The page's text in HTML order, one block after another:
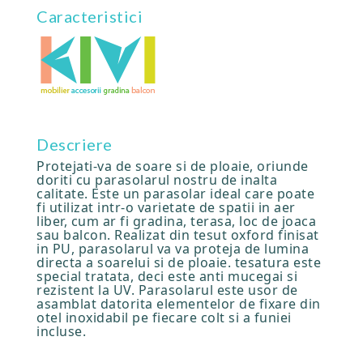
Caracteristici
Descriere
Protejati-va de soare si de ploaie, oriunde
doriti cu parasolarul nostru de inalta
calitate. Este un parasolar ideal care poate
fi utilizat intr-o varietate de spatii in aer
liber, cum ar fi gradina, terasa, loc de joaca
sau balcon. Realizat din tesut oxford finisat
in PU, parasolarul va va proteja de lumina
directa a soarelui si de ploaie. tesatura este
special tratata, deci este anti mucegai si
rezistent la UV. Parasolarul este usor de
asamblat datorita elementelor de fixare din
otel inoxidabil pe fiecare colt si a funiei
incluse.